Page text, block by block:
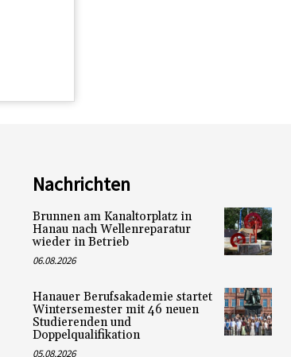
Nachrichten
Brunnen am Kanaltorplatz in
Hanau nach Wellenreparatur
wieder in Betrieb
06.08.2026
Hanauer Berufsakademie startet
Wintersemester mit 46 neuen
Studierenden und
Doppelqualifikation
05.08.2026